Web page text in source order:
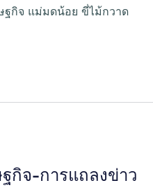
ฐกิจ แม่มดน้อย ขี่ไม้กวาด
กิจ-การแถลงข่าว